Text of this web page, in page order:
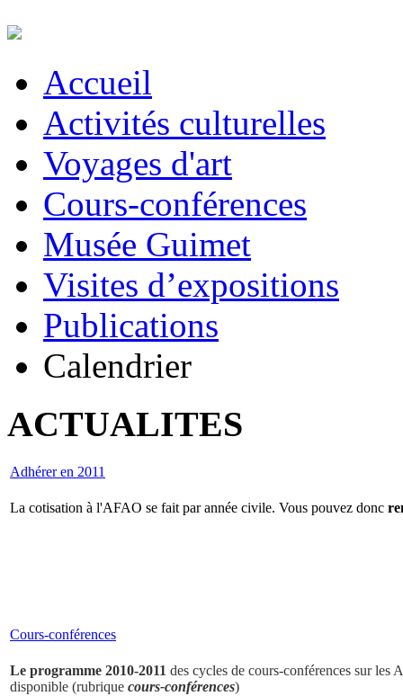
Accueil
Activités culturelles
Voyages d'art
Cours-conférences
Musée Guimet
Visites d’expositions
Publications
Calendrier
ACTUALITES
Adhérer en 2011
La cotisation à l'AFAO se fait par année civile. Vous pouvez donc
Cours-conférences
Le programme 2010-2011 des cycles de cours-conférences sur
disponible (rubrique cours-conférences)